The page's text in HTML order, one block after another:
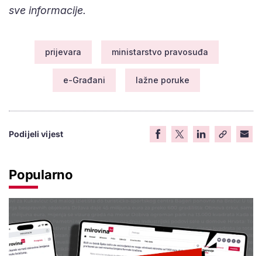
sve informacije.
prijevara ministarstvo pravosuđa
e-Građani lažne poruke
Podijeli vijest
Popularno